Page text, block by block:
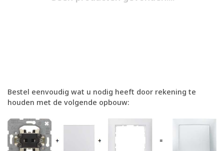
Bestel eenvoudig wat u nodig heeft door rekening te
houden met de volgende opbouw: